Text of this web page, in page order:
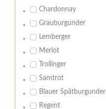
Chardonnay
Grauburgunder
Lemberger
Merlot
Trollinger
Samtrot
Blauer Spätburgunder
Regent